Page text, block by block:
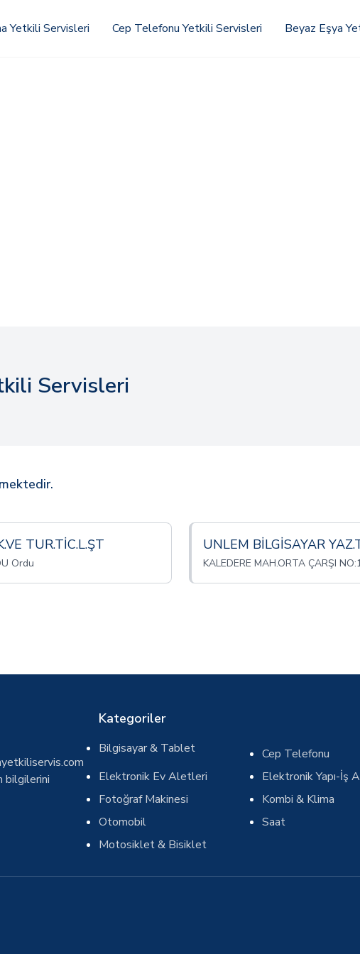
Yetkili Servisleri Cep Telefonu Yetkili Servisleri Beyaz Eşya
Servisleri
TUR.TİC.L.ŞT
Ordu
UNLEM BİLGİSAYAR
KALEDERE MAH.ORTA ÇARŞI
bilgilerini
Kategoriler
Bilgisayar & Tablet
Cep Telefonu
Elektronik Ev Aletleri
Elektronik Yapı-İş
Fotoğraf Makinesi
Kombi & Klima
Otomobil
Saat
Motosiklet & Bisiklet